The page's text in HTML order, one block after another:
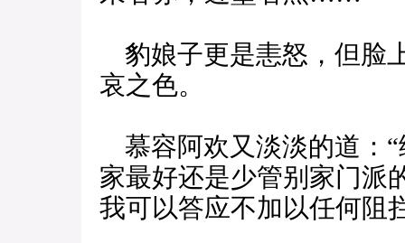
豹娘子更是恚怒，但脸
哀之色。
慕容阿欢又淡淡的道：
家最好还是少管别家门派
我可以答应不加以任何阻